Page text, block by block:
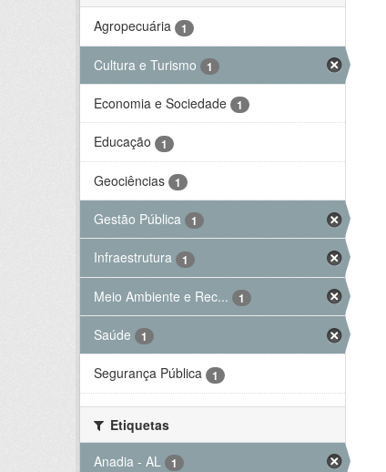
Agropecuária
1
Cultura e Turismo 1
Economia e Sociedade 1
Educação 1
Geociências 1
Gestão Pública 1
Infraestrutura 1
Meio Ambiente e Rec... 1
Saúde 1
Segurança Pública 1
Etiquetas
Anadia - AL
1